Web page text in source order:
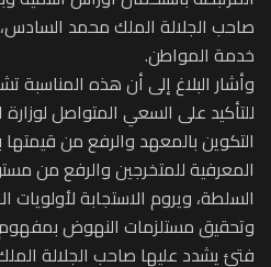
صاحب الجلالة الملك محمد
خدمة المواطن.
وأشار البلاغ إلى أن هذه
للتأكيد على السعي المتواصل
التكوين بالمعهد والرفع من
المعرفية للمتخرجين والرفع من
السلطة، ويروم الاستجابة لأولويات
وتحقيق مستلزمات النهوض بمفهوم
فتئ يشدد عليها صاحب الجلالة